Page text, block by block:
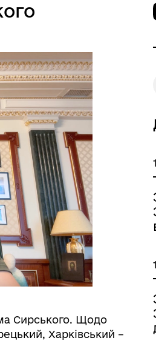
Сирського. Щодо
Харківський –